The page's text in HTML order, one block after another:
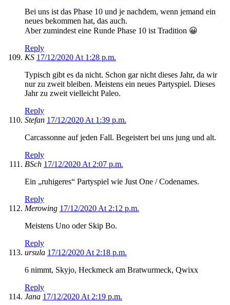
Bei uns ist das Phase 10 und je nachdem, wenn jemand ein
neues bekommen hat, das auch.
Aber zumindest eine Runde Phase 10 ist Tradition 😀
Reply
KS 17/12/2020 At 1:28 p.m.
Typisch gibt es da nicht. Schon gar nicht dieses Jahr, da wir
nur zu zweit bleiben. Meistens ein neues Partyspiel. Dieses
Jahr zu zweit vielleicht Paleo.
Reply
Stefan 17/12/2020 At 1:39 p.m.
Carcassonne auf jeden Fall. Begeistert bei uns jung und alt.
Reply
BSch 17/12/2020 At 2:07 p.m.
Ein „ruhigeres“ Partyspiel wie Just One / Codenames.
Reply
Merowing 17/12/2020 At 2:12 p.m.
Meistens Uno oder Skip Bo.
Reply
ursula 17/12/2020 At 2:18 p.m.
6 nimmt, Skyjo, Heckmeck am Bratwurmeck, Qwixx
Reply
Jana 17/12/2020 At 2:19 p.m.